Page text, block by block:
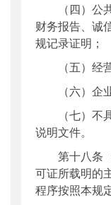
（四）
财务报告、诚
规记录证明；
（五）经
（六）企
（七）
说明文件。
第十八条
可证所载明的
程序按照本规